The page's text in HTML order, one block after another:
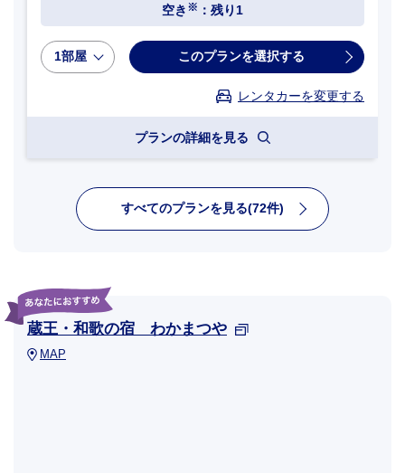
空き ※ ：残り1
1部屋 このプランを選択する
レンタカーを変更する
プランの詳細を見る
すべてのプランを見る(72件)
蔵王・和歌の宿 わかまつや
MAP